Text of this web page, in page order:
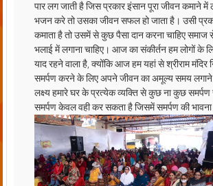
पार लग जाती है जिस प्रकार इंसान पूरा जीवन कमाने में
भजन करे तो उसका जीवन सफल हो जाता है। उसी
कमाता है तो उसमें से कुछ पैसा दान करना चाहिए समाज
भलाई में लगाना चाहिए। आज का संकीर्तन हम लोगों के
याद रहने वाला है, क्योंकि आज हम यहां से श्रीराम मंदिर
समर्पण करने के लिए अपने जीवन का अमूल्य समय लगाने
लक्ष्य हमारे घर के प्रत्येक व्यक्ति से कुछ ना कुछ समर्पण
समर्पण केवल वही कर सकता है जिसमें समर्पण की भावना